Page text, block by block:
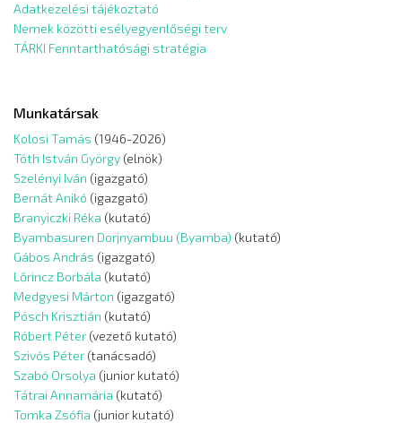
Adatkezelési tájékoztató
Nemek közötti esélyegyenlőségi terv
TÁRKI Fenntarthatósági stratégia
Munkatársak
Kolosi Tamás (1946-2026)
Tóth István György (elnök)
Szelényi Iván (igazgató)
Bernát Anikó (igazgató)
Branyiczki Réka (kutató)
Byambasuren Dorjnyambuu (Byamba) (kutató)
Gábos András (igazgató)
Lőrincz Borbála (kutató)
Medgyesi Márton (igazgató)
Pósch Krisztián (kutató)
Róbert Péter (vezető kutató)
Szivós Péter (tanácsadó)
Szabó Orsolya (junior kutató)
Tátrai Annamária (kutató)
Tomka Zsófia (junior kutató)